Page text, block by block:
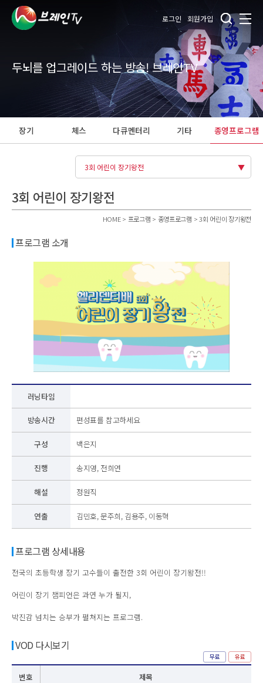
로그인 회원가입
두뇌를 업그레이드 하는 방송! 브레인TV
장기 체스 다큐멘터리 기타 종영프로그램
3회 어린이 장기왕전
3회 어린이 장기왕전
HOME > 프로그램 > 종영프로그램 > 3회 어린이 장기왕전
프로그램 소개
러닝타임
방송시간 편성표를 참고하세요
구성 백은지
진행 송지영, 전희연
해설 정원직
연출 김민호, 문주희, 김용주, 이동혁
프로그램 상세내용
전국의 초등학생 장기 고수들이 출전한 3회 어린이 장기왕전!!
어린이 장기 챔피언은 과연 누가 될지,
박진감 넘치는 승부가 펼쳐지는 프로그램.
VOD 다시보기
번호 제목
무료 유료